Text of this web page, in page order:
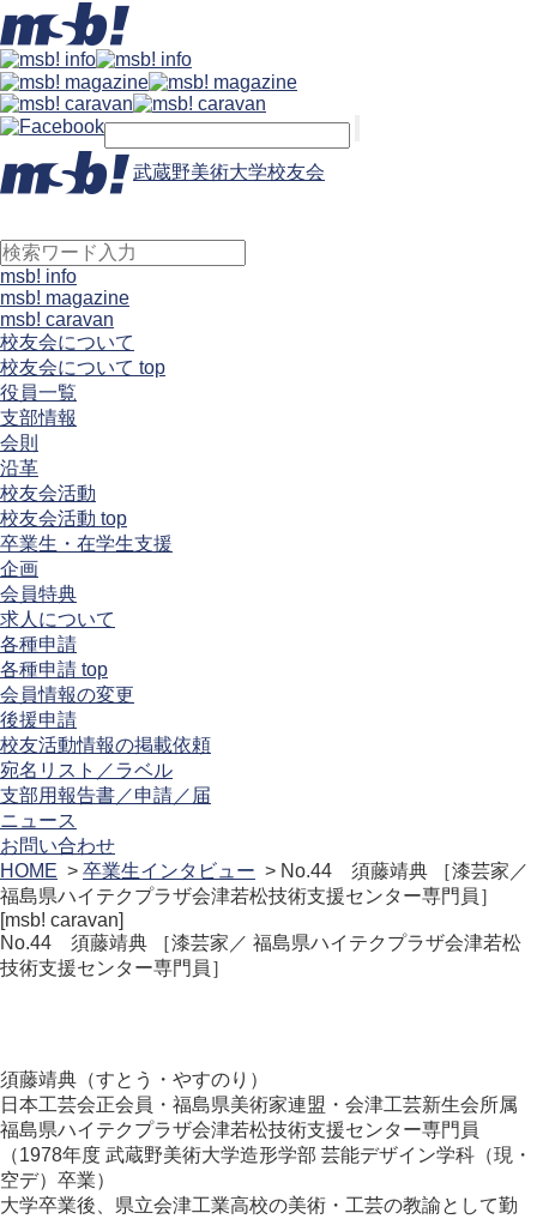
武蔵野美術大学校友会
msb! info
msb! magazine
msb! caravan
校友会について
校友会について top
役員一覧
支部情報
会則
沿革
校友会活動
校友会活動 top
卒業生・在学生支援
企画
会員特典
求人について
各種申請
各種申請 top
会員情報の変更
後援申請
校友活動情報の掲載依頼
宛名リスト／ラベル
支部用報告書／申請／届
ニュース
お問い合わせ
HOME > 卒業生インタビュー > No.44 須藤靖典 ［漆芸家／
福島県ハイテクプラザ会津若松技術支援センター専門員］
[msb! caravan]
No.44 須藤靖典 ［漆芸家／ 福島県ハイテクプラザ会津若松
技術支援センター専門員］
須藤靖典（すとう・やすのり）
日本工芸会正会員・福島県美術家連盟・会津工芸新生会所属
福島県ハイテクプラザ会津若松技術支援センター専門員
（1978年度 武蔵野美術大学造形学部 芸能デザイン学科（現・
空デ）卒業）
大学卒業後、県立会津工業高校の美術・工芸の教諭として勤